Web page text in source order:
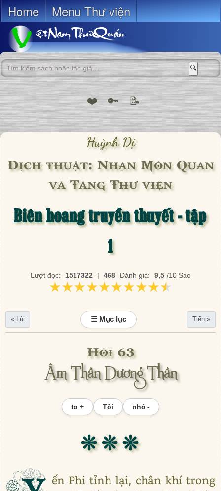
Home Menu Thư viện
🔍
❤️ 🔑 📝
Huỳnh Dị
Dịch thuật: Nhạn Môn Quan
và Tàng Thư viện
Biên hoang truyền thuyết - tập
1
Lượt đọc: 1517322 | 468 Đánh giá: 9,5 /10 Sao
★★★★★★★★★★
★★★★★★★★★★
« Lùi ☰ Mục lục Tiến »
Hồi 63
Âm Thần Dương Thần
to + Tối nhỏ -
❊ ❊ ❊
ến Phi tỉnh lại, chân khí trong